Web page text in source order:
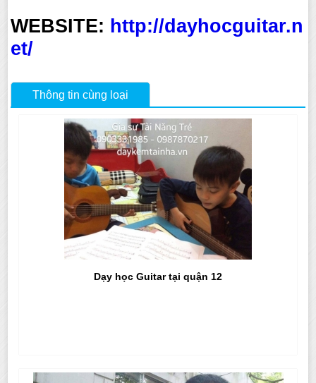
WEBSITE: http://dayhocguitar.n
et/
Thông tin cùng loại
Dạy học Guitar tại quận 12